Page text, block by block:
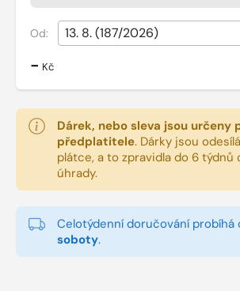
Od:
- Kč
Dárek, nebo sleva jsou určeny
předplatitele. Dárky jsou
plátce, a to zpravidla do 6 týdnů
úhrady.
Celotýdenní doručování probíhá
soboty.